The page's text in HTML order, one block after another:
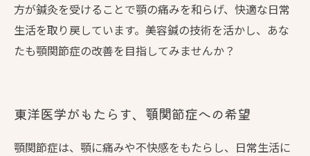
方が鍼灸を受けることで顎の痛みを和らげ、快適な日常
生活を取り戻しています。美容鍼の技術を活かし、あな
たも顎関節症の改善を目指してみませんか？
東洋医学がもたらす、顎関節症への希望
顎関節症は、顎に痛みや不快感をもたらし、日常生活に